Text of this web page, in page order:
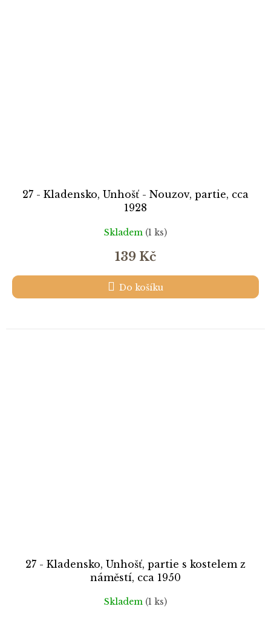
27 - Kladensko, Unhošť - Nouzov, partie, cca
1928
Skladem (1 ks)
139 Kč
Do košíku
27 - Kladensko, Unhošť, partie s kostelem z
náměstí, cca 1950
Skladem (1 ks)